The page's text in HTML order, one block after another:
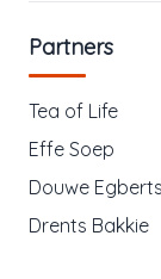
Partners
Tea of Life
Effe Soep
Douwe Egberts
Drents Bakkie